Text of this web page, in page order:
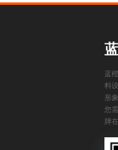
蓝
料
形
您
牌